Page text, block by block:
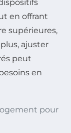
en offrant
supérieures,
ajuster
peut
en
pour